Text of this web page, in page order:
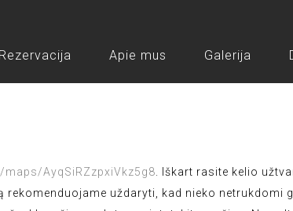
Rezervacija Apie mus Galerija
maps/AyqSiRZzpxiVkz5g8 . Iškart rasite kelio
uždaryti, kad nieko